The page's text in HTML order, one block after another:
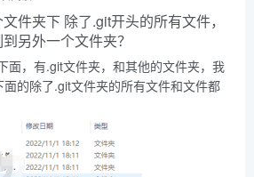
件夹下 除了.git开头的所有文件，
另外一个文件夹？
面，有.git文件夹，和其他的文件夹，我
的除了.git文件夹的所有文件和文件都